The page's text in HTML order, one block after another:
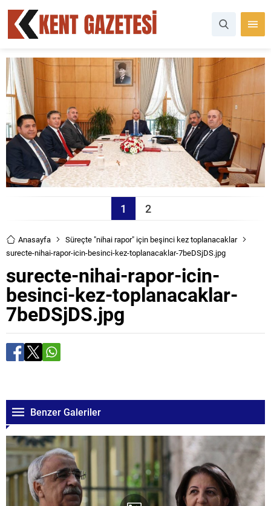
1 2
Anasayfa
Süreçte "nihai rapor" için beşinci kez toplanacaklar
surecte-nihai-rapor-icin-besinci-kez-toplanacaklar-7beDSjDS.jpg
surecte-nihai-rapor-icin-
besinci-kez-toplanacaklar-
7beDSjDS.jpg
Benzer Galeriler